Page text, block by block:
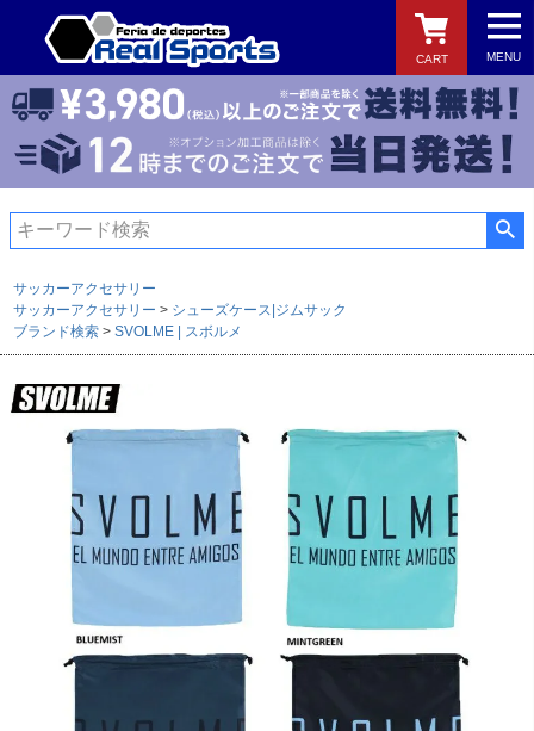
MENU
CART
検索
サッカーアクセサリー
サッカーアクセサリー
シューズケース|ジムサック
ブランド検索
SVOLME | スボルメ